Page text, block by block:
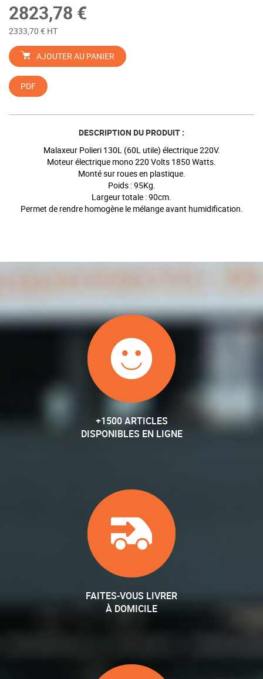
2823,78 €
2333,70 € HT
AJOUTER AU PANIER
PDF
DESCRIPTION DU PRODUIT :
Malaxeur Polieri 130L (60L utile) électrique 220V.
Moteur électrique mono 220 Volts 1850 Watts.
Monté sur roues en plastique.
Poids : 95Kg.
Largeur totale : 90cm.
Permet de rendre homogène le mélange avant humidification.
+1500 ARTICLES
DISPONIBLES EN LIGNE
FAITES-VOUS LIVRER
À DOMICILE